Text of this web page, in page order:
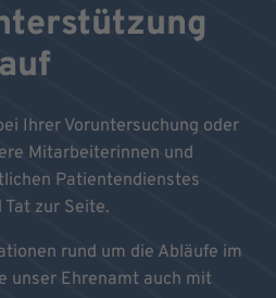
Ihrer Voruntersuchung oder
Mitarbeiterinnen und
Patientendienstes
zur Seite.
rund um die Abläufe im
unser Ehrenamt auch mit